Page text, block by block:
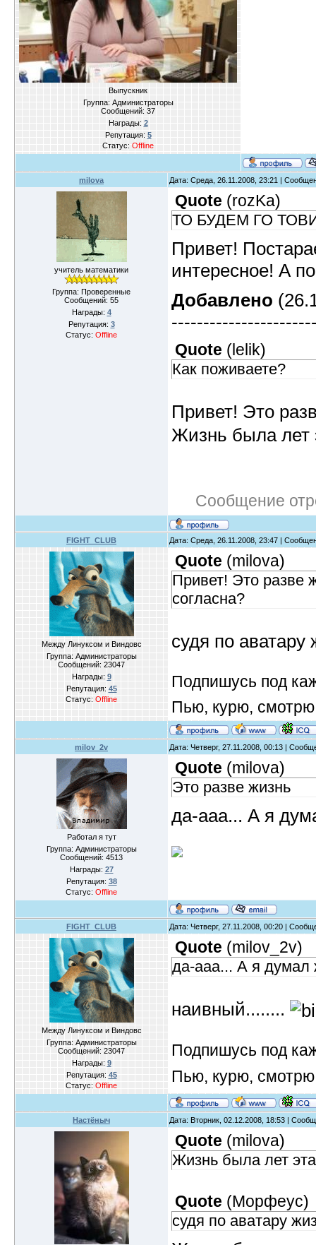
Выпускник
Группа: Администраторы
Сообщений: 37
Награды: 2
Репутация: 5
Статус: Offline
milova Дата: Среда, 26.11.2008, 23:21 |
учитель математики
Группа: Проверенные
Сообщений: 55
Награды: 4
Репутация: 3
Статус: Offline
Quote (rozKa)
ТО БУДЕМ ГО
Привет!
интересное! А
Добавлено
Quote ( lelik)
Как поживаете?
Привет! Это
Жизнь была лет
Сообщение
FIGHT_CLUB Дата: Среда, 26.11.2008, 23:47 |
Между Линуксом и Виндовс
Группа: Администраторы
Сообщений: 23047
Награды: 9
Репутация: 45
Статус: Offline
Quote (milova)
Привет! Это разве
согласна?
судя по
Подпишусь под
Пью, курю, смотрю
milov_2v Дата: Четверг, 27.11.2008, 00:13 |
Работал я тут
Группа: Администраторы
Сообщений: 4513
Награды: 27
Репутация: 38
Статус: Offline
Quote (milova)
Это разве жизнь
да-ааа... А я
FIGHT_CLUB Дата: Четверг, 27.11.2008, 00:20 |
Между Линуксом и Виндовс
Группа: Администраторы
Сообщений: 23047
Награды: 9
Репутация: 45
Статус: Offline
Quote (milov_2v)
да-ааа... А я думал
наивный........
Подпишусь под
Пью, курю, смотрю
Настёныч Дата: Вторник, 02.12.2008, 18:53 |
Quote (milova)
Жизнь была лет
Quote (Морфеус)
судя по аватару